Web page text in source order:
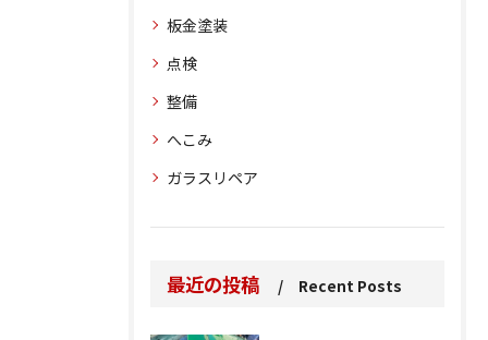
板金塗装
点検
整備
へこみ
ガラスリペア
最近の投稿 Recent Posts